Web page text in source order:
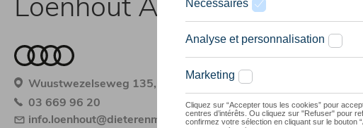
Wuustwezelseweg 135, 2990 Loenhout
03 669 96 20
info.loenhout@dieterenmobilitycompany.be